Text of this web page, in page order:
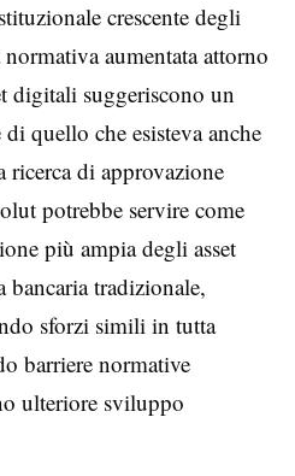
crescente degli
aumentata attorno
digitali suggeriscono un
quello che esisteva anche
ricerca di approvazione
potrebbe servire come
più ampia degli asset
tradizionale,
sforzi simili in tutta
barriere normative
ulteriore sviluppo